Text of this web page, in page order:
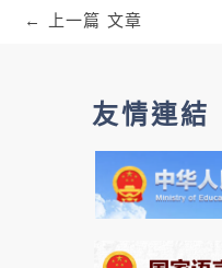
← 上一篇 文章
友情連結